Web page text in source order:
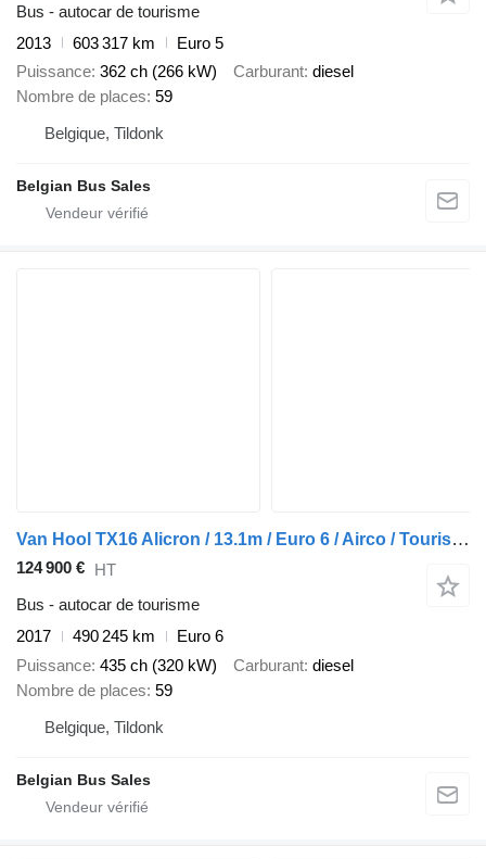
Bus - autocar de tourisme
2013
603 317 km
Euro 5
Puissance 362 ch (266 kW) Carburant diesel
Nombre de places 59
Belgique, Tildonk
Belgian Bus Sales
Van Hool TX16 Alicron / 13.1m / Euro 6 / Airco / Tourismo
124 900 € HT
Bus - autocar de tourisme
2017
490 245 km
Euro 6
Puissance 435 ch (320 kW) Carburant diesel
Nombre de places 59
Belgique, Tildonk
Belgian Bus Sales